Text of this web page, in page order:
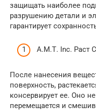
защищать наиболее
разрушению детали и
гарантирует
А.М.Т. Inc. Раст
После нанесения
поверхность,
консервирует ее. Оно
перемещается и